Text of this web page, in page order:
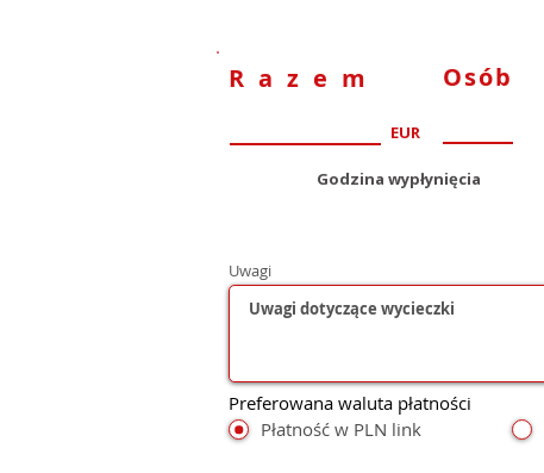
Razem
EUR
Osób
Godzina wypłynięcia
Uwagi
Preferowana waluta płatności
Płatność w PLN link